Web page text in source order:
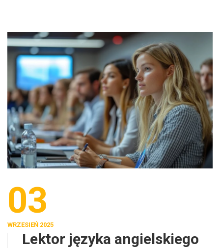
03
WRZESIEŃ 2025
Lektor języka angielskiego